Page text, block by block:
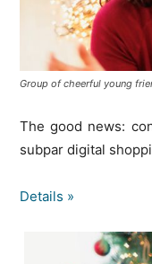
Group of cheerful young
The good news:
subpar digital
Details »